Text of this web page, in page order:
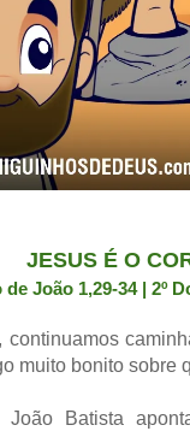
JESUS É O
de João 1,29-34 | 2º
continuamos
muito bonito sobre
João Batista